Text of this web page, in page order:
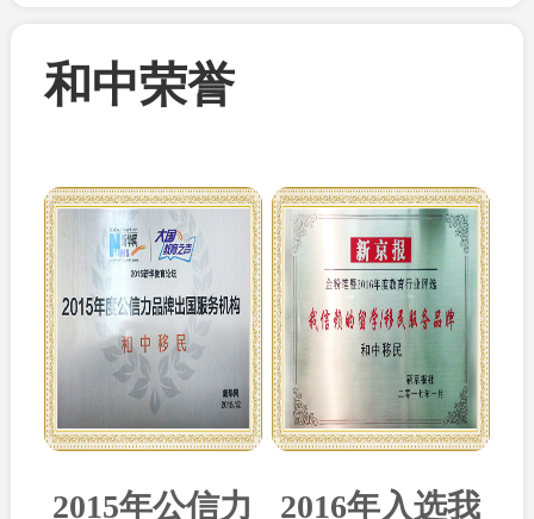
和中荣誉
2015年公信力
2016年入选我